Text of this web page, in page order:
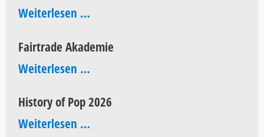
Weiterlesen …Sporthelfer-
Fairtrade Akademie
Weiterlesen …Fairtrade
History of Pop 2026
Weiterlesen …History